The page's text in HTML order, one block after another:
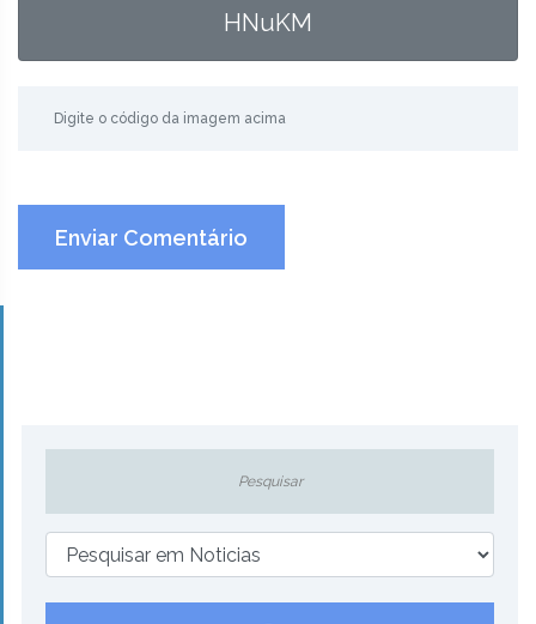
HNuKM
Enviar Comentário